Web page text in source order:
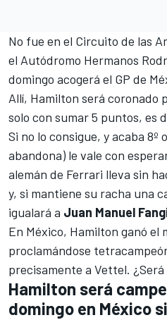
No fue en el Circuito de las
el Autódromo Hermanos
domingo acogerá el GP de
Allí, Hamilton será coronado
solo con sumar 5 puntos, es
Si no lo consigue, y acaba 8º
abandona) le vale con
alemán de Ferrari lleva sin
y, si mantiene su racha una
igualará a Juan Manuel
En México, Hamilton ganó el
proclamándose
precisamente a Vettel.
Hamilton será
domingo en México